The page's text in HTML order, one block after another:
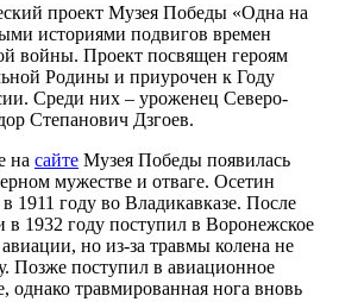
проект Музея Победы «Одна на
историями подвигов времен
войны. Проект посвящен героям
Родины и приурочен к Году
Среди них – уроженец Северо-
Степанович Дзгоев.
на сайте Музея Победы появилась
мужестве и отваге. Осетин
1911 году во Владикавказе. После
в 1932 году поступил в Воронежское
но из-за травмы колена не
Позже поступил в авиационное
однако травмированная нога вновь